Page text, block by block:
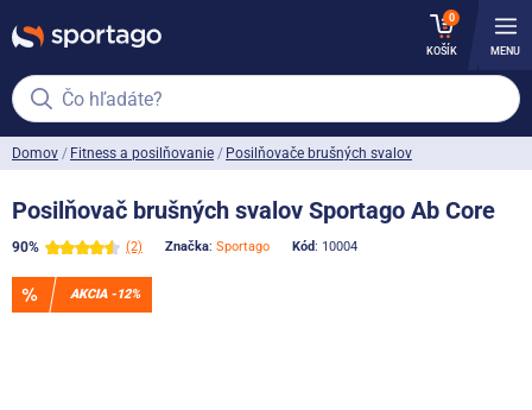
0
KOŠÍK MENU
Čo hľadáte?
Domov Fitness a posilňovanie Posilňovače brušných svalov
90% (2) Značka: Sportago Kód: 10004
Posilňovač brušných svalov Sportago Ab Core
AKCIA -12%